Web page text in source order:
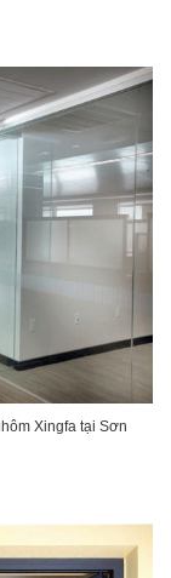
Xingfa tại Sơn